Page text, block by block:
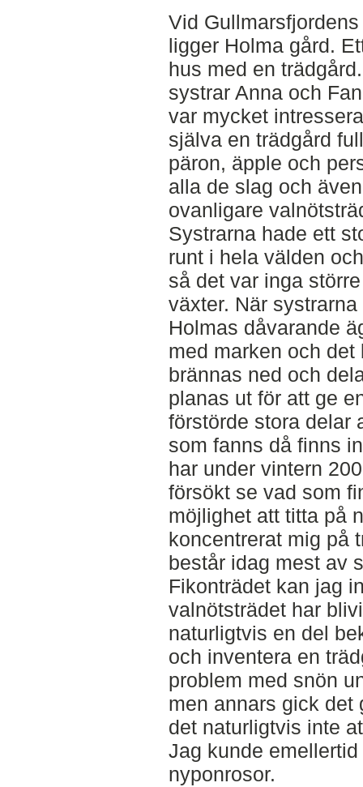
Vid
ligger Holma gård.
hus med en
systrar Anna och
var mycket
själva en trädgård
päron, äpple och
alla de slag och
ovanligare
Systrarna hade ett
runt i hela välden
så det var inga
växter. När
Holmas dåvarande
med marken och
brännas ned och
planas ut för att ge
förstörde stora delar
som fanns då finns
har under vintern
försökt se vad som
möjlighet att titta på
koncentrerat mig på
består idag mest av
Fikonträdet kan jag
valnötsträdet har
naturligtvis en del
och inventera en
problem med snön
men annars gick det
det naturligtvis inte
Jag kunde
nyponrosor.